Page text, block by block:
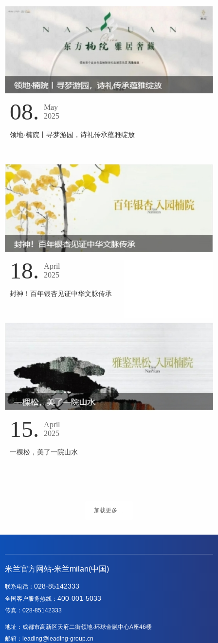
08.
May
2025
领地·楠院丨寻梦游园，诗礼传承蕴雅绽放
18.
April
2025
封神！百年银杏见证中华文脉传承
15.
April
2025
一棵松，美了一院山水
加载更多.....
米兰官方网站-米兰milan(中国)
联系电话： 028-85142333
全国客户服务热线： 400-001-5033
传真：028-85142333
地址：成都市高新区天府二街领地·环球金融中心A座46楼
邮箱：leading@leading-group.cn